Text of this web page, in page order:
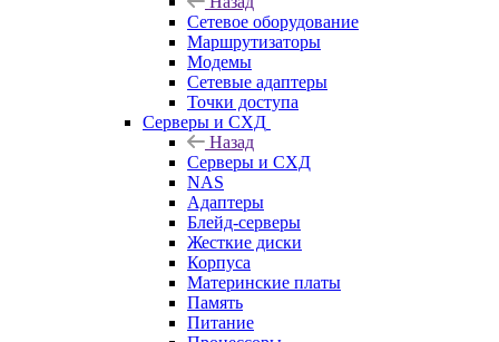
Сетевое оборудование
Маршрутизаторы
Модемы
Сетевые адаптеры
Точки доступа
Серверы и СХД
Назад
Серверы и СХД
NAS
Адаптеры
Блейд-серверы
Жесткие диски
Корпуса
Материнские платы
Память
Питание